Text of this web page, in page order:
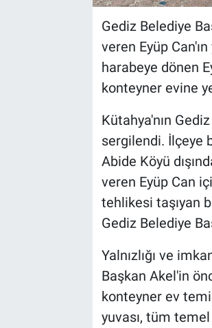
Gediz Belediye
veren Eyüp
harabeye dönen
konteyner evine
Kütahya'nın
sergilendi. İlçeye
Abide Köyü
veren Eyüp Can
tehlikesi taşıyan
Gediz Belediye
Yalnızlığı ve
Başkan Akel'in
konteyner ev
yuvası, tüm temel